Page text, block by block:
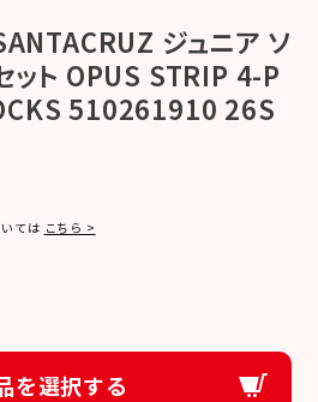
ジュニア ソ
ット OPUS STRIP 4-P
510261910 26S
ては こちら >
を選択する